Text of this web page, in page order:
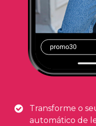
Transforme o
automático de